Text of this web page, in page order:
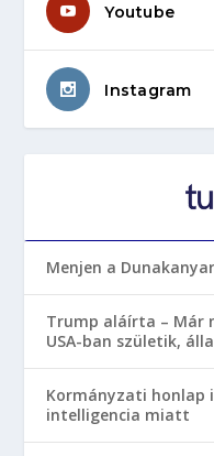
Youtube
Instagram
Menjen a
Trump aláírta – Már
USA-ban születik,
Kormányzati honlap
intelligencia miatt